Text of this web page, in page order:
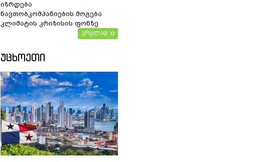
იზრდება
ნავთობკომპანიების მოგება
კლიმატის კრიზისის ფონზე
ვრცლად
ᲣᲪᲮᲝᲔᲗᲘ